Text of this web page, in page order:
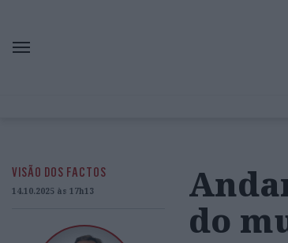
VISÃO DOS FACTOS
14.10.2025 às 17h13
do